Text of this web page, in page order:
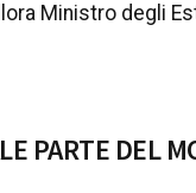
Ministro degli
PARTE DEL